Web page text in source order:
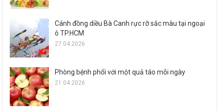
Cánh đồng diều Bà Canh rực rỡ sắc màu tại ngoại
ô TP.HCM
27.04.2026
Phòng bệnh phổi với một quả táo mỗi ngày
21.04.2026